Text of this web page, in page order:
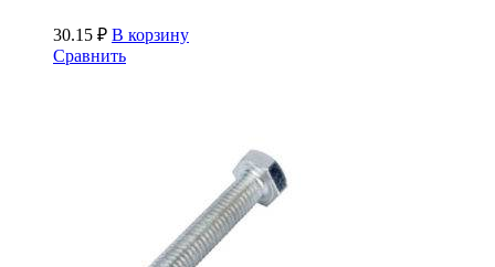
30.15 ₽ В корзину
Сравнить